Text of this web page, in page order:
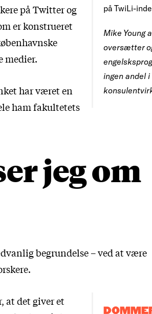
på TwiLi-
Mike Young
oversætter
ingen andel
på Twitter og
er konstrueret
medier.
har været en
ham fakultetets
jeg om
begrundelse – ved at være
at det giver et